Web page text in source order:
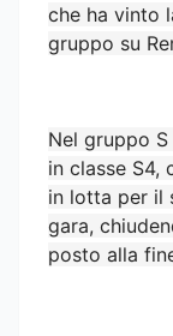
che ha vinto
gruppo su
Nel gruppo
in classe S4,
in lotta per il
gara,
posto alla